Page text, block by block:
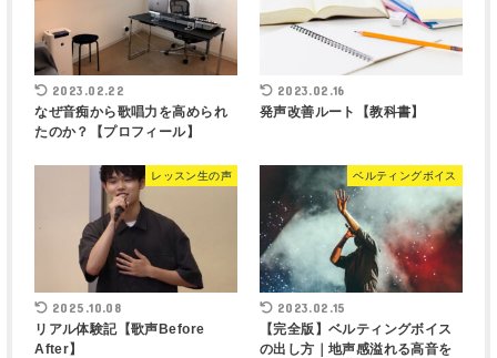
2023.02.22
なぜ音痴から歌唱力を高められ
たのか？【プロフィール】
2023.02.16
発声改善ルート【教科書】
レッスン生の声
2025.10.08
リアル体験記【歌声Before
After】
ベルティングボイス
2023.02.15
【完全版】ベルティングボイス
の出し方｜地声感溢れる高音を